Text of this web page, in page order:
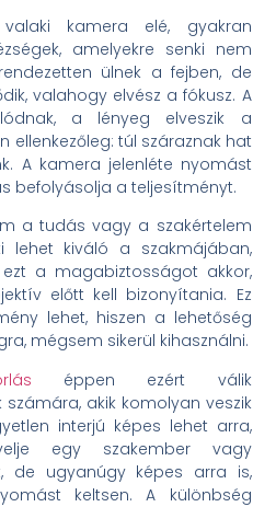
kamera elé, gyakran
amelyekre senki nem
ülnek a fejben, de
valahogy elvész a fókusz. A
a lényeg elveszik a
ellenkezőleg: túl száraznak hat
A kamera jelenléte nyomást
befolyásolja a teljesítményt.
a tudás vagy a szakértelem
lehet kiváló a szakmájában,
a magabiztosságot akkor,
előtt kell bizonyítania. Ez
lehet, hiszen a lehetőség
mégsem sikerül kihasználni.
éppen ezért válik
akik komolyan veszik
interjú képes lehet arra,
egy szakember vagy
de ugyanúgy képes arra is,
keltsen. A különbség